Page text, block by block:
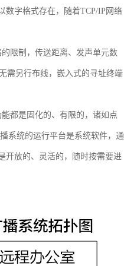
数字格式存在，随着TCP/IP网络
限制，传送距离、发声单元数
需另行布线，嵌入式的寻址终端
都是固化的、有限的，诸如点
系统的运行平台是系统软件，通
开放的、灵活的，随时按需要进